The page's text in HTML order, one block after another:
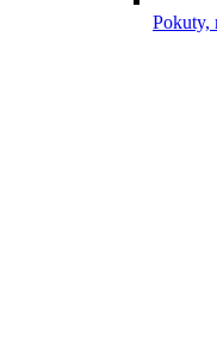
Pokuty,